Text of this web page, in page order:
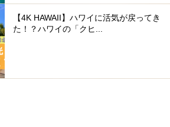
【4K HAWAII】ハワイに活気が戻ってき
た！？ハワイの「クヒ...